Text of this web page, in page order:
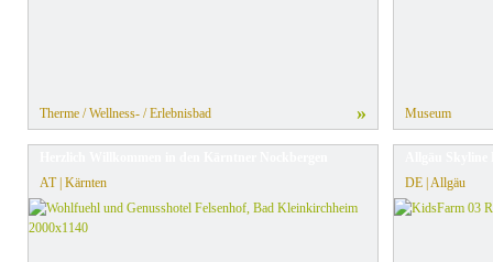
Therme / Wellness- / Erlebnisbad » Museum
AT | Kärnten
DE | Allgäu